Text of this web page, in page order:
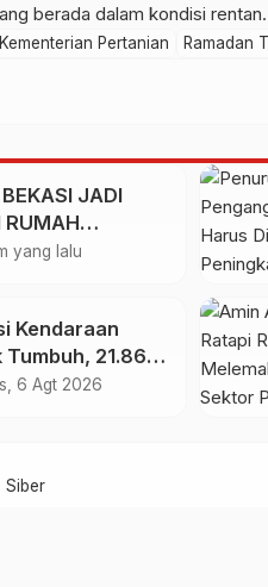
berada dalam kondisi rentan.
Kementerian Pertanian Ramadan
JADI
RUMAH
MUAY THAI
yang lalu
Kendaraan
Tumbuh, 21.865
Baru
6 Agt 2026
Siber